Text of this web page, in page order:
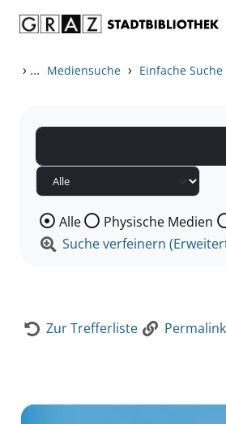
› ... Mediensuche › Einfache Suche
Wählen Sie die Medienart
Alle Physische Medien
Suche verfeinern
Zur Trefferliste